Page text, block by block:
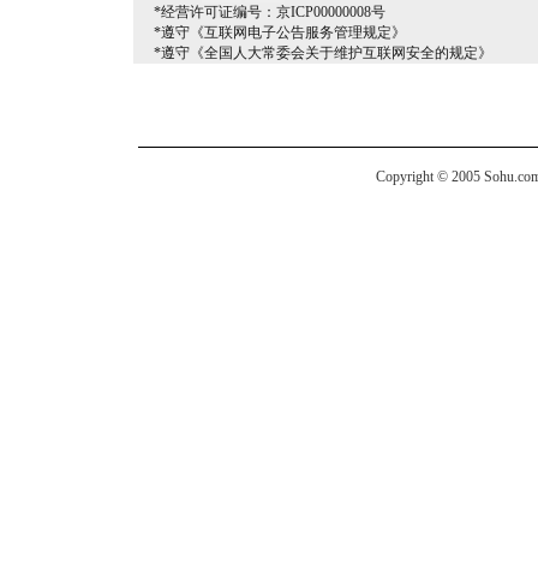
*经营许可证编号：京ICP00000008号
*遵守《互联网电子公告服务管理规定》
*遵守《全国人大常委会关于维护互联网安全的规定》
Copyright © 2005